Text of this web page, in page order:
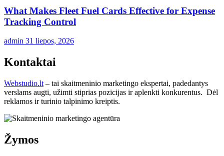
What Makes Fleet Fuel Cards Effective for Expense
Tracking Control
admin 31 liepos, 2026
Kontaktai
Webstudio.lt – tai skaitmeninio marketingo ekspertai, padedantys
verslams augti, užimti stiprias pozicijas ir aplenkti konkurentus. Dėl
reklamos ir turinio talpinimo kreiptis.
Žymos